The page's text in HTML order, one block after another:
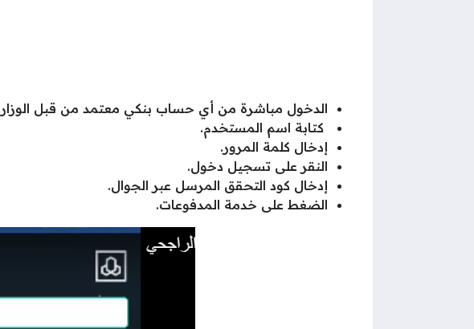
الدخول مباشرة من أي حساب بنكي معتمد من قبل
كتابة اسم المستخدم.
إدخال كلمة المرور.
النقر على تسجيل دخول.
إدخال كود التحقق المرسل عبر الجوال.
الضغط على خدمة المدفوعات.